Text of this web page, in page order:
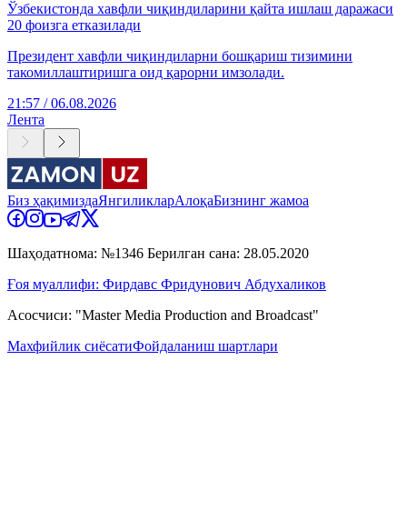
Ўзбекистонда хавфли чиқиндиларини қайта ишлаш даражаси
20 фоизга етказилади
Президент хавфли чиқиндиларни бошқариш тизимини
такомиллаштиришга оид қарорни имзолади.
21:57 / 06.08.2026
Лента
Биз ҳақимиздаЯнгиликларАлоқаБизнинг жамоа
Шаҳодатнома: №1346 Берилган сана: 28.05.2020
Ғоя муаллифи: Фирдавс Фридунович Абдухаликов
Асосчиси: "Master Media Production and Broadcast"
Махфийлик сиёсатиФойдаланиш шартлари